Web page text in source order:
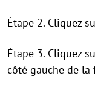
Étape 2. Cliquez
Étape 3. Cliquez
côté gauche de la